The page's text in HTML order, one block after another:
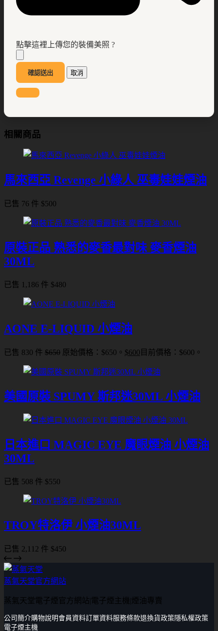
點擊這裡上傳您的裝備美照 ?
確認送出 取消
相關商品
馬來西亞 Revenge 小綠人 巫毒娃娃煙油
已售 76 件 $500
原裝正品 熟悉的麥香最對味 麥香煙油
30ML
已售 1,186 件 $480
AONE E-LIQUID 小煙油
已售 830 件 $650 原始價格：$650。 $600 目前價格：$600。
美國原裝 SPUMY 斯邦迷30ML 小煙油
日本進口 MAGIC EYE 魔眼煙油 小煙油
30ML
已售 508 件 $550
TROY特洛伊 小煙油30ML
已售 2,112 件 $450
蒸氣天堂官方網站
蒸氣天堂電子煙官方網站|電子煙主機|煙油專賣
公司簡介購物說明會員資料訂單資料服務條款退換貨政策 隱私權政策
電子煙主機